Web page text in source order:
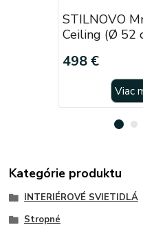
STILNOVO
Ceiling (Ø 52
498 €
Viac
Kategórie produktu
INTERIÉROVÉ SVIETIDLÁ
Stropné